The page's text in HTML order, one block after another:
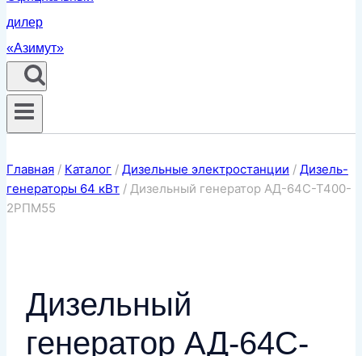
Главная / Каталог / Дизельные электростанции / Дизель-
генераторы 64 кВт / Дизельный генератор АД-64С-Т400-
2РПМ55
Дизельный
генератор АД-64С-